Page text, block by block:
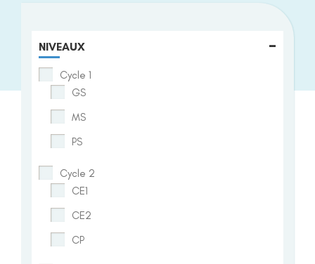
NIVEAUX -
Cycle 1
GS
MS
PS
Cycle 2
CE1
CE2
CP